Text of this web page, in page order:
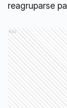
reagruparse
Ads